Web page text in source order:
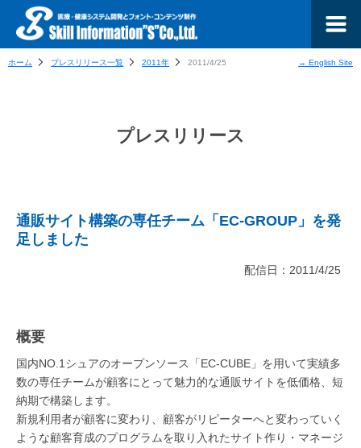
ホーム プレスリリース一覧 2011年 2011/4/25 → English Site
プレスリリース
通販サイト構築の専任チーム「EC-GROUP」を発
足しました
配信日：2011/4/25
概要
国内NO.1シュアのオープンソース「EC-CUBE」を用いて実績多
数の専任チームが顧客にとって魅力的な通販サイトを低価格、短
納期で構築します。
新規利用者が顧客に変わり、顧客がリピーターへと変わっていく
ような顧客育成のプログラムを取り入れたサイト作り・マネージ